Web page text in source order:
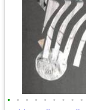
• • • • • • • • •